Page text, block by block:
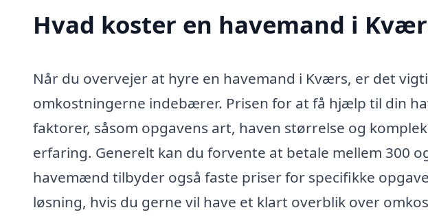
Hvad koster en havemand i
Når du overvejer at hyre en havemand i Kværs, er det
omkostningerne indebærer. Prisen for at få hjælp til din
faktorer, såsom opgavens art, haven størrelse og
erfaring. Generelt kan du forvente at betale mellem 300
havemænd tilbyder også faste priser for specifikke
løsning, hvis du gerne vil have et klart overblik over